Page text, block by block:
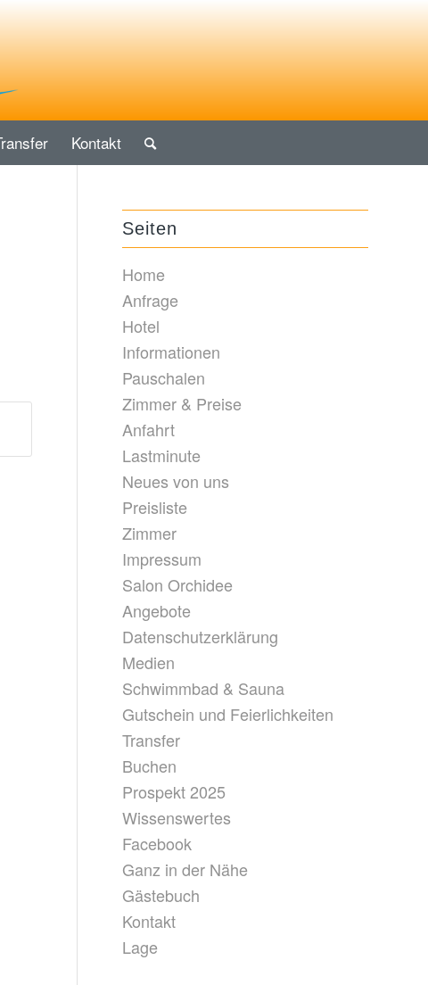
Kontakt
Seiten
Home
Anfrage
Hotel
Informationen
Pauschalen
Zimmer & Preise
Anfahrt
Lastminute
Neues von uns
Preisliste
Zimmer
Impressum
Salon Orchidee
Angebote
Datenschutzerklärung
Medien
Schwimmbad & Sauna
Gutschein und Feierlichkeiten
Transfer
Buchen
Prospekt 2025
Wissenswertes
Facebook
Ganz in der Nähe
Gästebuch
Kontakt
Lage